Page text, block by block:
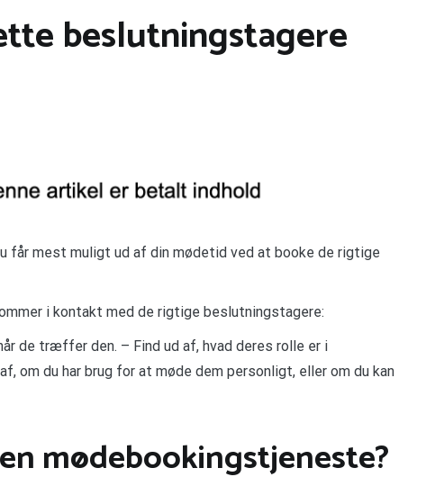
beslutningstagere
får mest muligt ud af din mødetid ved at booke de rigtige
i kontakt med de rigtige beslutningstagere:
de træffer den. – Find ud af, hvad deres rolle er i
om du har brug for at møde dem personligt, eller om du kan
mødebookingstjeneste?